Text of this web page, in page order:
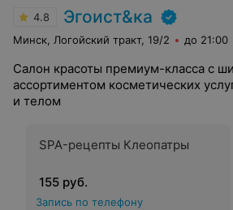
4.8 Эгоист&ка
Минск, Логойский тракт, 19/2 до 21:00
Салон красоты премиум-класса с
ассортиментом косметических
и телом
SPA-рецепты Клеопатры
155 руб.
Запись по телефону